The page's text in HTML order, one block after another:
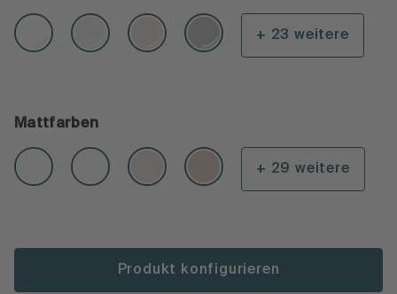
+ 23 weitere
Mattfarben
+ 29 weitere
Produkt konfigurieren